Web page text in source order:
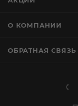
О КОМПАНИИ
ОБРАТНАЯ СВЯЗЬ